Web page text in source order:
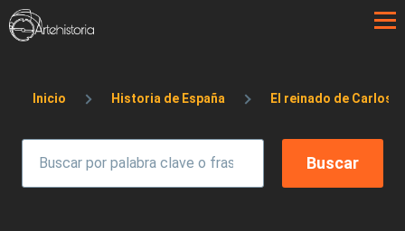
Pasar al contenido principal
Sobrescribir enlaces de ayuda a la
Inicio Historia de España El reinado de Carlos